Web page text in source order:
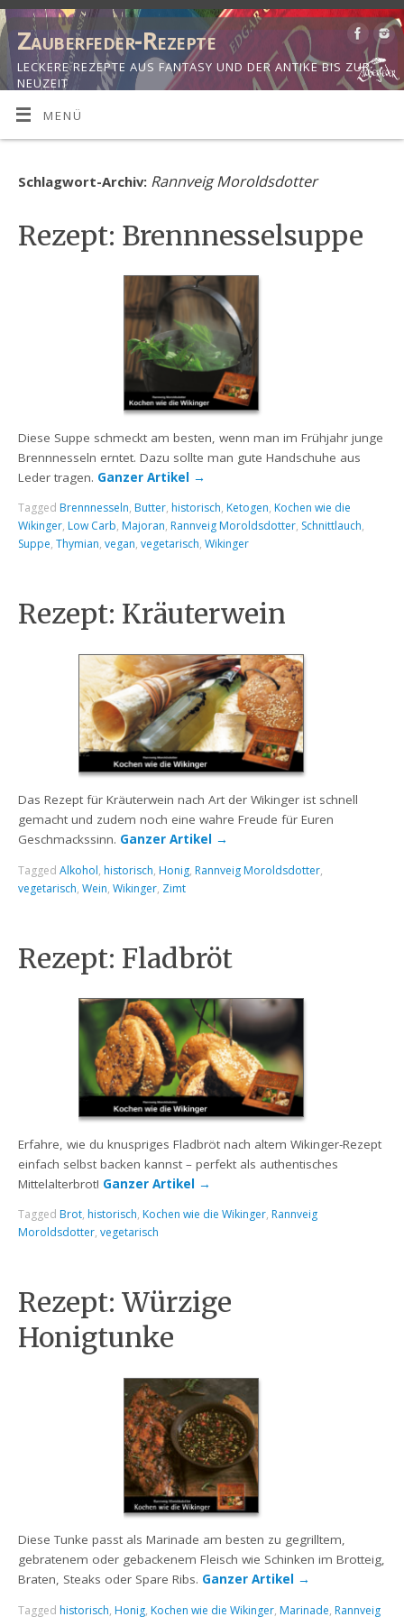
Zauberfeder-Rezepte
LECKERE REZEPTE AUS FANTASY UND DER ANTIKE BIS ZUR
NEUZEIT
MENÜ
Schlagwort-Archiv: Rannveig Moroldsdotter
Rezept: Brennnesselsuppe
Diese Suppe schmeckt am besten, wenn man im Frühjahr junge
Brennnesseln erntet. Dazu sollte man gute Handschuhe aus
Leder tragen. Ganzer Artikel →
Tagged Brennnesseln, Butter, historisch, Ketogen, Kochen wie die
Wikinger, Low Carb, Majoran, Rannveig Moroldsdotter, Schnittlauch,
Suppe,Thymian,vegan,vegetarisch,Wikinger
Rezept: Kräuterwein
Das Rezept für Kräuterwein nach Art der Wikinger ist schnell
gemacht und zudem noch eine wahre Freude für Euren
Geschmackssinn. Ganzer Artikel →
TaggedAlkohol, historisch, Honig, Rannveig Moroldsdotter,
vegetarisch,Wein,Wikinger, Zimt
Rezept: Fladbröt
Erfahre, wie du knuspriges Fladbröt nach altem Wikinger-Rezept
einfach selbst backen kannst – perfekt als authentisches
Mittelalterbrot! Ganzer Artikel →
Tagged Brot, historisch, Kochen wie die Wikinger, Rannveig
Moroldsdotter,vegetarisch
Rezept: Würzige
Honigtunke
Diese Tunke passt als Marinade am besten zu gegrilltem,
gebratenem oder gebackenem Fleisch wie Schinken im Brotteig,
Braten, Steaks oder Spare Ribs. Ganzer Artikel →
Tagged historisch, Honig, Kochen wie die Wikinger, Marinade, Rannveig